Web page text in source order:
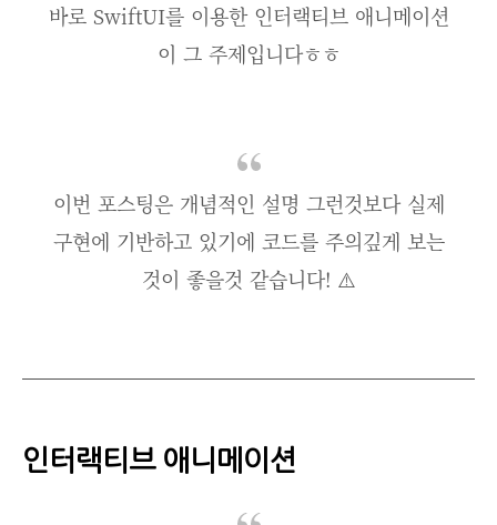
바로 SwiftUI를 이용한 인터랙티브 애니메이션
이 그 주제입니다ㅎㅎ
이번 포스팅은 개념적인 설명 그런것보다 실제
구현에 기반하고 있기에 코드를 주의깊게 보는
것이 좋을것 같습니다! ⚠️
인터랙티브 애니메이션